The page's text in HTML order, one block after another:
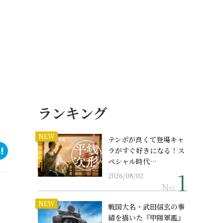
ランキング
NEW
テンポが良くて登場キャ
ラがすぐ好きになる！ス
ペシャル時代…
2026/08/02
No.
NEW
戦国大名・武田信玄の事
績を描いた『甲陽軍鑑』